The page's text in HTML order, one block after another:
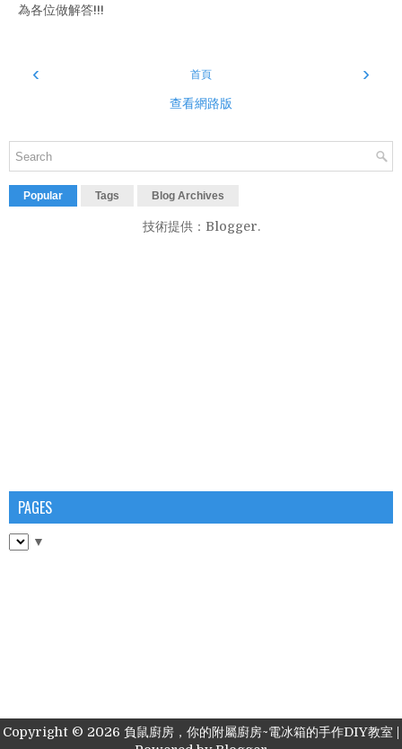
為各位做解答!!!
‹ ›
首頁
查看網路版
Popular Tags Blog Archives
技術提供： Blogger.
PAGES
▼
Copyright © 2026 負鼠廚房，你的附屬廚房~電冰箱的手作DIY教室